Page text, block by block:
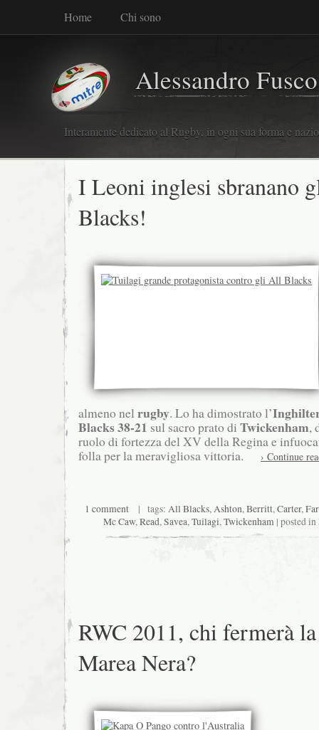
Home Chi sono
Alessandro Fusco
Interamente dedicato al Rugby, in ogni sua forma e
I Leoni inglesi sbranano
Blacks!
almeno nel rugby. Lo ha dimostrato l’
Blacks 38-21 sul sacro prato di Twickenham,
ruolo di fortezza del XV della Regina e
folla per la meravigliosa vittoria.
› Continue
1 comment | tags: All Blacks,Ashton,Berritt,Carter,
Mc Caw,Read,Savea,Tuilagi,Twickenham | posted in
RWC 2011, chi fermerà la
Marea Nera?